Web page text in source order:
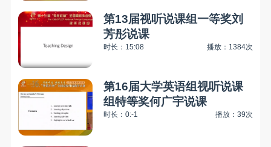
第13届视听说课组一等奖刘
芳彤说课
时长：15:08 播放：1384次
第16届大学英语组视听说课
组特等奖何广宇说课
时长：0:-1 播放：39次